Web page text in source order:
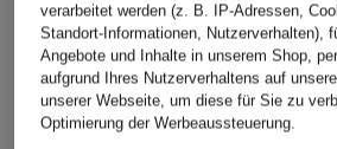
verarbeitet werden (z. B. IP-Adressen,
Standort-Informationen, Nutzerverhalten),
Angebote und Inhalte in unserem Shop,
aufgrund Ihres Nutzerverhaltens auf
unserer Webseite, um diese für Sie zu
Optimierung der Werbeaussteuerung.